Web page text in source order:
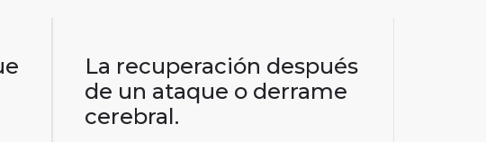
La recuperación después
de un ataque o derrame
cerebral.